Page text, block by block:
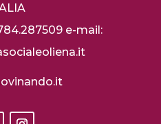
e-mail: